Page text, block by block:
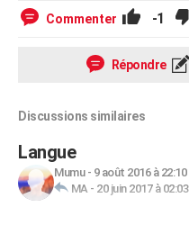
Commenter -1
Répondre
Discussions similaires
Langue
Mumu- 9 août 2016 à 22:10
MA - 20 juin 2017 à 02:03